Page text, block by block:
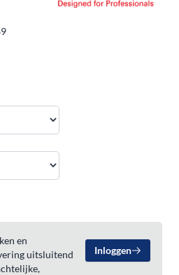
en
uitsluitend
Inloggen